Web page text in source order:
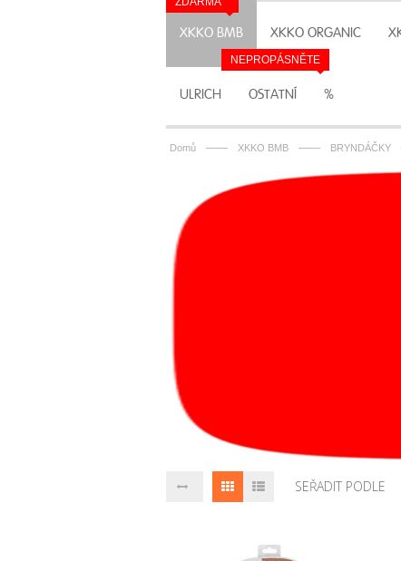
XKKO BMB XKKO ORGANIC
ULRICH OSTATNÍ %
NEPROPÁSNĚTE
Domů —— XKKO BMB —— BRYNDÁČKY
SEŘADIT PODLE